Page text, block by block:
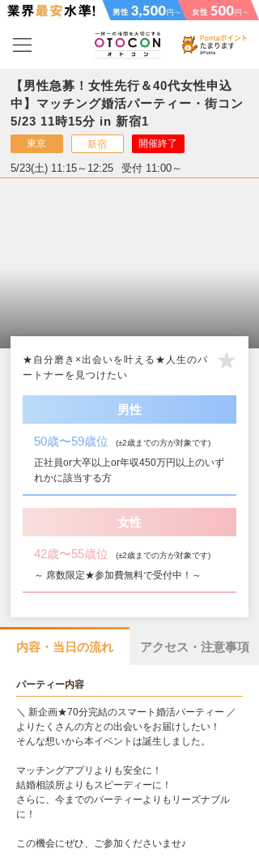
【男性急募！女性先行＆40代女性申込
中】マッチング婚活パーティー・街コン
5/23 11時15分 in 新宿1
東京 新宿 開催終了
5/23(土) 11:15～12:25 受付 11:00～
★自分磨き×出会いを叶える★人生のパ
ートナーを見つけたい
男性
50歳〜59歳位 (±2歳までの方が対象です)
正社員or大卒以上or年収450万円以上のいず
れかに該当する方
女性
42歳〜55歳位 (±2歳までの方が対象です)
～ 席数限定★参加費無料で受付中！～
内容・当日の流れ アクセス・注意事項
パーティー内容
＼ 新企画★70分完結のスマート婚活パーティー ／
よりたくさんの方との出会いをお届けしたい！
そんな想いから本イベントは誕生しました。
マッチングアプリよりも安全に！
結婚相談所よりもスピーディーに！
さらに、今までのパーティーよりもリーズナブル
に！
この機会にぜひ、ご参加くださいませ♪